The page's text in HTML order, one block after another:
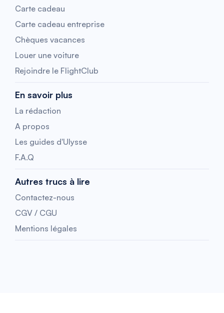
Carte cadeau
Carte cadeau entreprise
Chèques vacances
Louer une voiture
Rejoindre le FlightClub
En savoir plus
La rédaction
A propos
Les guides d'Ulysse
F.A.Q
Autres trucs à lire
Contactez-nous
CGV / CGU
Mentions légales